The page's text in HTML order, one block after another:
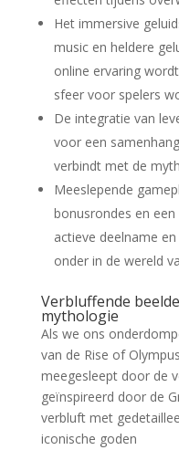
Het immersive
music en heldere
online ervaring
sfeer voor spelers
De integratie van
voor een
verbindt met de
Meeslepende
bonusrondes en
actieve deelname
onder in de wereld
Verbluffende
mythologie
Als we ons
van de Rise of
meegesleept door de
geïnspireerd door de
verbluft met
iconische goden